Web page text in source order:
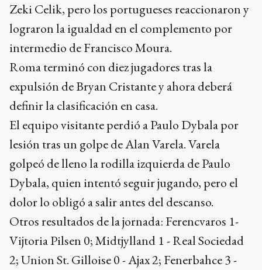
Zeki Celik, pero los portugueses reaccionaron y
lograron la igualdad en el complemento por
intermedio de Francisco Moura.
Roma terminó con diez jugadores tras la
expulsión de Bryan Cristante y ahora deberá
definir la clasificación en casa.
El equipo visitante perdió a Paulo Dybala por
lesión tras un golpe de Alan Varela. Varela
golpeó de lleno la rodilla izquierda de Paulo
Dybala, quien intentó seguir jugando, pero el
dolor lo obligó a salir antes del descanso.
Otros resultados de la jornada: Ferencvaros 1-
Vijtoria Pilsen 0; Midtjylland 1 - Real Sociedad
2; Union St. Gilloise 0 - Ajax 2; Fenerbahce 3 -